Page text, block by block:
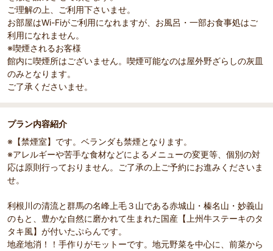
ご理解の上、ご利用下さいませ。
お部屋はWi-Fiがご利用になれますが、お風呂・一部お食事処はご
利用になれません。
※喫煙されるお客様
館内に喫煙所はございません。喫煙可能なのは屋外野ざらしの灰皿
のみとなります。
ご了承くださいませ。
プラン内容紹介
※【禁煙室】です。ベランダも禁煙となります。
※アレルギーや苦手な食材などによるメニューの変更等、個別の対
応は原則行っておりません。ご了承の上ご予約にお進みくださいま
せ。
利根川の清流と群馬の名峰上毛３山である赤城山・榛名山・妙義山
のもと、豊かな自然に磨かれて生まれた国産【上州牛ステーキのタ
タキ風】が付いたぷらんです。
地産地消！！手作りがモットーです。地元野菜を中心に、前菜から